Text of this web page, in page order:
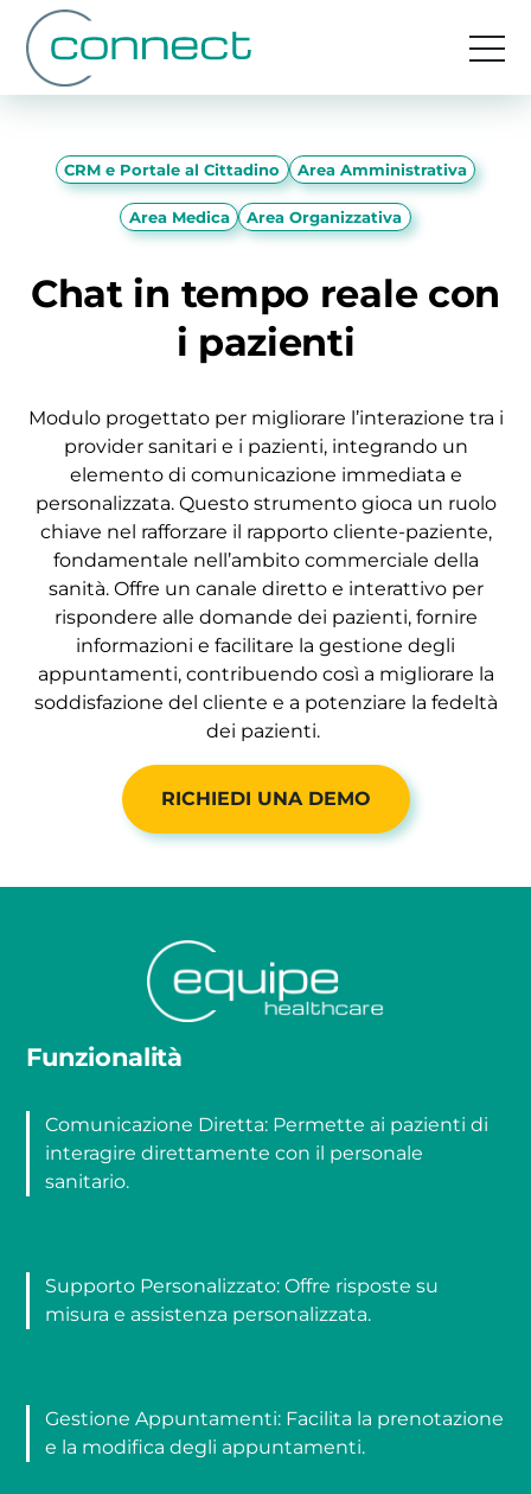
CRM e Portale al Cittadino Area Amministrativa
Area Medica Area Organizzativa
Chat in tempo reale con
i pazienti
Modulo progettato per migliorare l’interazione tra i
provider sanitari e i pazienti, integrando un
elemento di comunicazione immediata e
personalizzata. Questo strumento gioca un ruolo
chiave nel rafforzare il rapporto cliente-paziente,
fondamentale nell’ambito commerciale della
sanità. Offre un canale diretto e interattivo per
rispondere alle domande dei pazienti, fornire
informazioni e facilitare la gestione degli
appuntamenti, contribuendo così a migliorare la
soddisfazione del cliente e a potenziare la fedeltà
dei pazienti.
RICHIEDI UNA DEMO
Funzionalità
Comunicazione Diretta: Permette ai pazienti di
interagire direttamente con il personale
sanitario.
Supporto Personalizzato: Offre risposte su
misura e assistenza personalizzata.
Gestione Appuntamenti: Facilita la prenotazione
e la modifica degli appuntamenti.